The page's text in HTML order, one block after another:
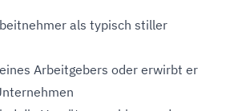
als typisch stiller
Arbeitgebers oder erwirbt er